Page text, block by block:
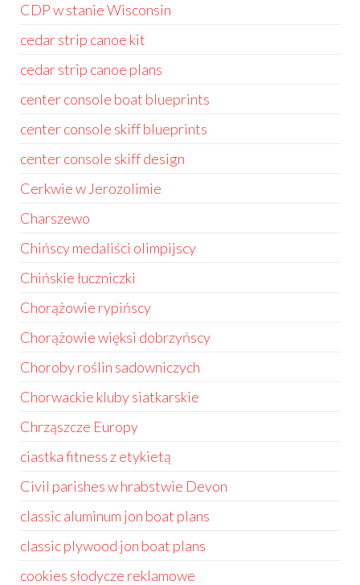
CDP w stanie Wisconsin
cedar strip canoe kit
cedar strip canoe plans
center console boat blueprints
center console skiff blueprints
center console skiff design
Cerkwie w Jerozolimie
Charszewo
Chińscy medaliści olimpijscy
Chińskie łuczniczki
Chorążowie rypińscy
Chorążowie więksi dobrzyńscy
Choroby roślin sadowniczych
Chorwackie kluby siatkarskie
Chrząszcze Europy
ciastka fitness z etykietą
Civil parishes w hrabstwie Devon
classic aluminum jon boat plans
classic plywood jon boat plans
cookies słodycze reklamowe